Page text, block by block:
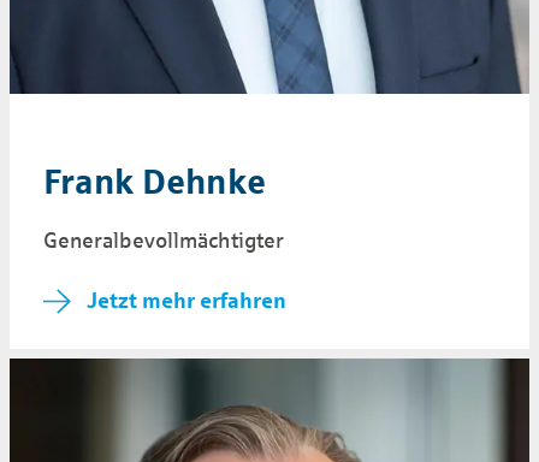
Frank Dehnke
Generalbevollmächtigter
Jetzt mehr erfahren